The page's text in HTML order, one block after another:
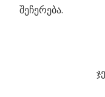
შეჩერება.